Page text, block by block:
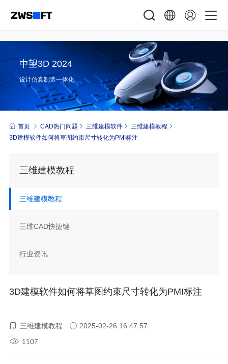
中望3D 2024
设计仿真制造一体化
首页 CAD热门问题 三维建模软件
三维建模教程
3D建模软件如何将草图约束尺寸转化为PMI标注
三维建模教程
三维建模教程
三维CAD快捷键
行业资讯
3D建模软件如何将草图约束尺寸转化为PMI标注
三维建模教程
2025-02-26 16:47:57
1107